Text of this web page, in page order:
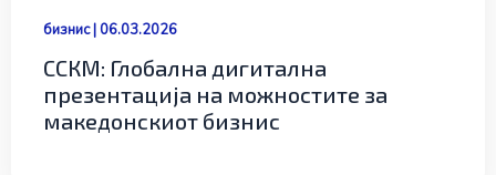
бизнис|06.03.2026
ССКМ: Глобална дигитална
презентација на можностите за
македонскиот бизнис